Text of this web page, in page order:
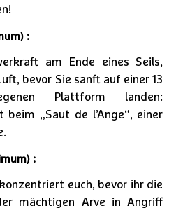
:
am Ende eines Seils,
bevor Sie sanft auf einer 13
Plattform landen:
beim „Saut de l’Ange“, einer
:
euch, bevor ihr die
mächtigen Arve in Angriff